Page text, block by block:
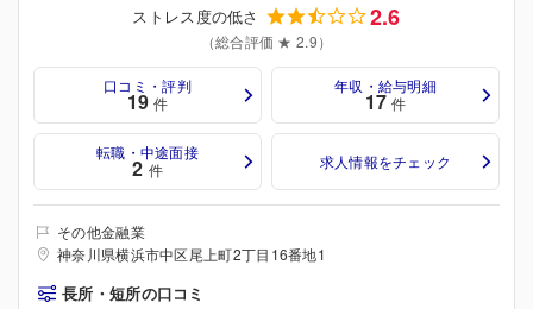
ストレス度の低さ 2.6
（総合評価 ★ 2.9）
口コミ・評判
19 件
年収・給与明細
17 件
転職・中途面接
2 件 求人情報をチェック
その他金融業
神奈川県横浜市中区尾上町2丁目16番地1
長所・短所の口コミ